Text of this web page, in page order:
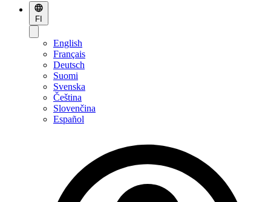
FI
English
Français
Deutsch
Suomi
Svenska
Čeština
Slovenčina
Español